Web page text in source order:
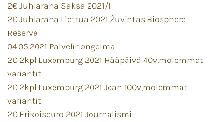
2€ Juhlaraha Saksa 2021/1
2€ Juhlaraha Liettua 2021 Žuvintas Biosphere
Reserve
04.05.2021 Palvelinongelma
2€ 2kpl Luxemburg 2021 Hääpäivä 40v,molemmat
variantit
2€ 2kpl Luxemburg 2021 Jean 100v,molemmat
variantit
2€ Erikoiseuro 2021 Journalismi